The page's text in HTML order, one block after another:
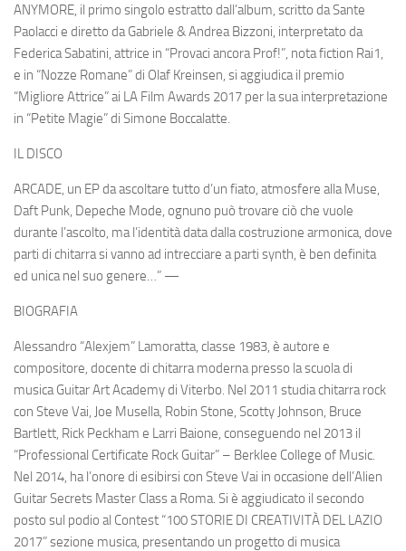
ANYMORE, il primo singolo estratto dall’album, scritto da Sante
Paolacci e diretto da Gabriele & Andrea Bizzoni, interpretato da
Federica Sabatini, attrice in “Provaci ancora Prof!”, nota fiction Rai1,
e in “Nozze Romane” di Olaf Kreinsen, si aggiudica il premio
“Migliore Attrice” ai LA Film Awards 2017 per la sua interpretazione
in “Petite Magie” di Simone Boccalatte.
IL DISCO
ARCADE, un EP da ascoltare tutto d’un fiato, atmosfere alla Muse,
Daft Punk, Depeche Mode, ognuno può trovare ciò che vuole
durante l’ascolto, ma l’identità data dalla costruzione armonica, dove
parti di chitarra si vanno ad intrecciare a parti synth, è ben definita
ed unica nel suo genere…” —
BIOGRAFIA
Alessandro “Alexjem” Lamoratta, classe 1983, è autore e
compositore, docente di chitarra moderna presso la scuola di
musica Guitar Art Academy di Viterbo. Nel 2011 studia chitarra rock
con Steve Vai, Joe Musella, Robin Stone, Scotty Johnson, Bruce
Bartlett, Rick Peckham e Larri Baione, conseguendo nel 2013 il
“Professional Certificate Rock Guitar” – Berklee College of Music.
Nel 2014, ha l’onore di esibirsi con Steve Vai in occasione dell’Alien
Guitar Secrets Master Class a Roma. Si è aggiudicato il secondo
posto sul podio al Contest “100 STORIE DI CREATIVITÀ DEL LAZIO
2017” sezione musica, presentando un progetto di musica